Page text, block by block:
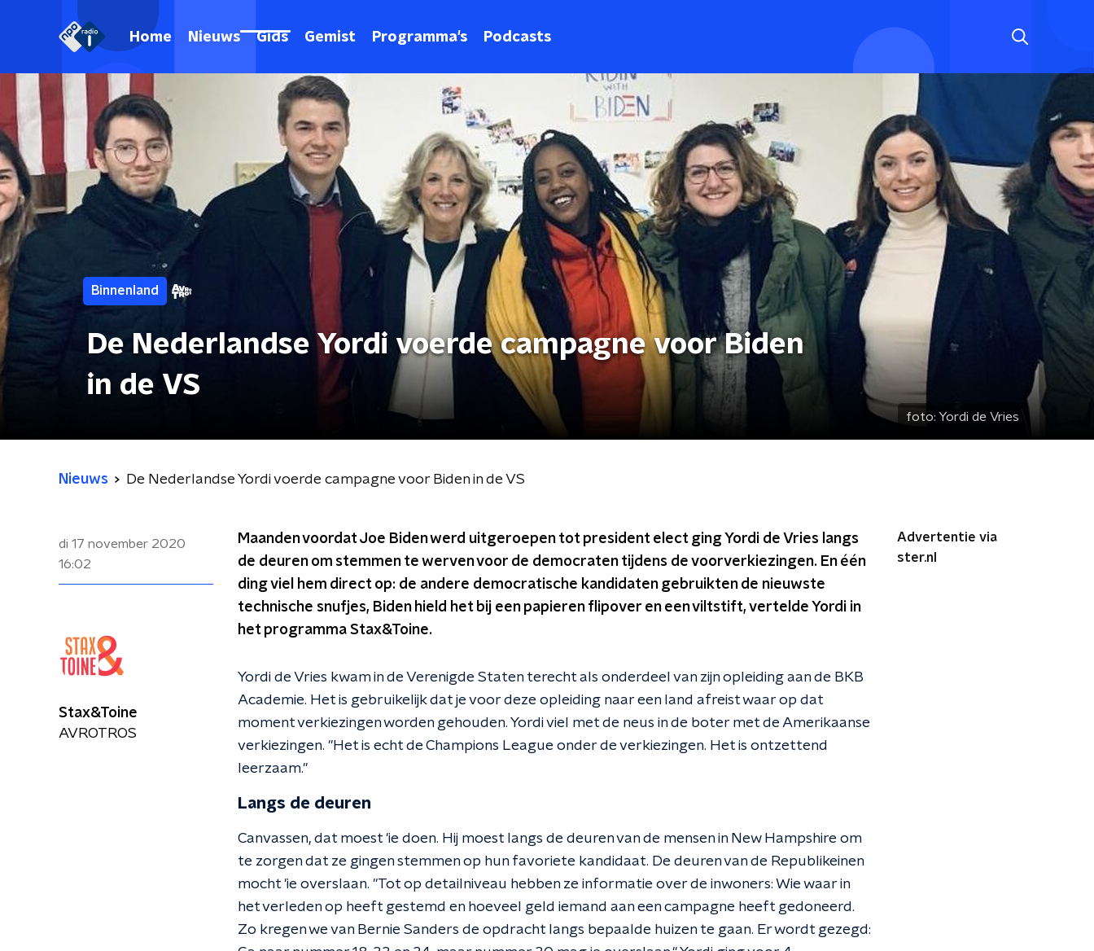
Home Nieuws Gids Gemist Programma's Podcasts
Binnenland
De Nederlandse Yordi voerde campagne voor Biden
in de VS
foto: Yordi de Vries
Nieuws De Nederlandse Yordi voerde campagne voor Biden in de VS
di 17 november 2020
16:02
Maanden voordat Joe Biden werd uitgeroepen tot president elect ging Yordi de Vries langs
de deuren om stemmen te werven voor de democraten tijdens de voorverkiezingen. En één
ding viel hem direct op: de andere democratische kandidaten gebruikten de nieuwste
technische snufjes, Biden hield het bij een papieren flipover en een viltstift, vertelde Yordi in
het programma Stax&Toine.
Yordi de Vries kwam in de Verenigde Staten terecht als onderdeel van zijn opleiding aan de BKB
Academie. Het is gebruikelijk dat je voor deze opleiding naar een land afreist waar op dat
moment verkiezingen worden gehouden. Yordi viel met de neus in de boter met de Amerikaanse
verkiezingen. "Het is echt de Champions League onder de verkiezingen. Het is ontzettend
leerzaam."
Langs de deuren
Canvassen, dat moest 'ie doen. Hij moest langs de deuren van de mensen in New Hampshire om
te zorgen dat ze gingen stemmen op hun favoriete kandidaat. De deuren van de Republikeinen
mocht 'ie overslaan. "Tot op detailniveau hebben ze informatie over de inwoners: Wie waar in
het verleden op heeft gestemd en hoeveel geld iemand aan een campagne heeft gedoneerd.
Zo kregen we van Bernie Sanders de opdracht langs bepaalde huizen te gaan. Er wordt gezegd:
Advertentie via
ster.nl
Stax&Toine
AVROTROS